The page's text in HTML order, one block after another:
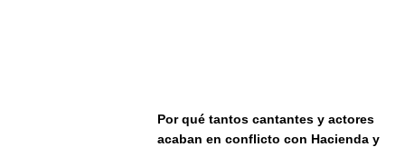
Por qué tantos cantantes y actores
acaban en conflicto con Hacienda y